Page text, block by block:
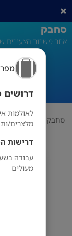
לאולמות
מלצרים/ות
דרישות
עבודה
מעולים
סחבק
אתר משרות הצעירים
סחבק הכל